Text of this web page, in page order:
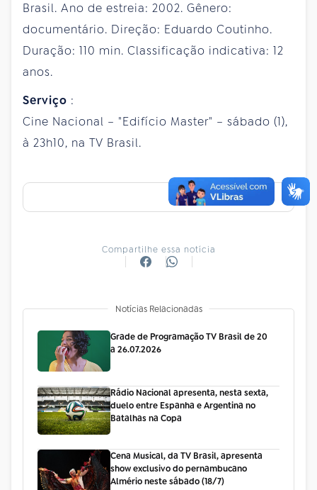
Brasil. Ano de estreia: 2002. Gênero:
documentário. Direção: Eduardo Coutinho.
Duração: 110 min. Classificação indicativa: 12
anos.
Serviço :
Cine Nacional – "Edifício Master" – sábado (1),
à 23h10, na TV Brasil.
Compartilhe essa notícia
Notícias Relacionadas
Grade de Programação TV Brasil de 20
a 26.07.2026
Rádio Nacional apresenta, nesta sexta,
duelo entre Espanha e Argentina no
Batalhas na Copa
Cena Musical, da TV Brasil, apresenta
show exclusivo do pernambucano
Almério neste sábado (18/7)